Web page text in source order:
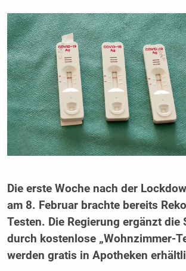
Die erste Woche nach der
am 8. Februar brachte bereits
Testen. Die Regierung ergänzt die
durch kostenlose „Wohnzimmer-
werden gratis in Apotheken